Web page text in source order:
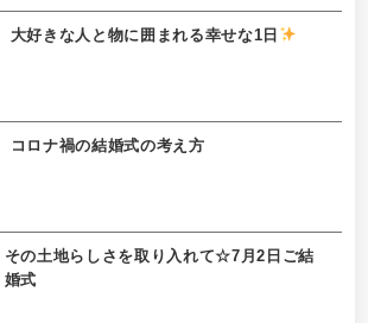
大好きな人と物に囲まれる幸せな1日
コロナ禍の結婚式の考え方
その土地らしさを取り入れて☆7月2日ご結
婚式